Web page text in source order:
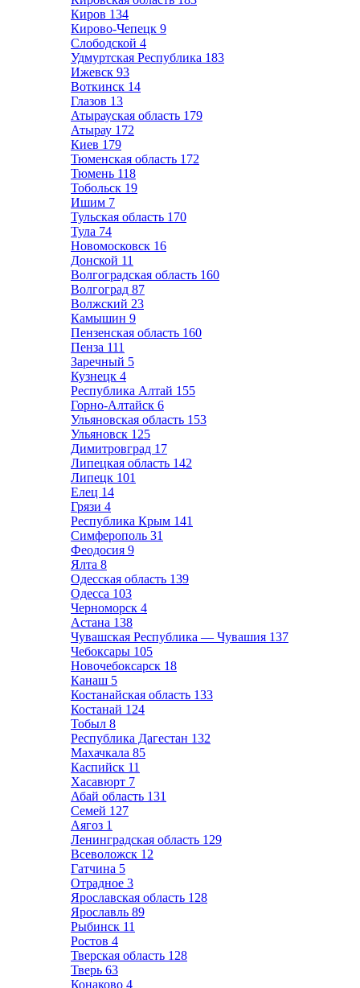
Киров 134
Кирово-Чепецк 9
Слободской 4
Удмуртская Республика 183
Ижевск 93
Воткинск 14
Глазов 13
Атырауская область 179
Атырау 172
Киев 179
Тюменская область 172
Тюмень 118
Тобольск 19
Ишим 7
Тульская область 170
Тула 74
Новомосковск 16
Донской 11
Волгоградская область 160
Волгоград 87
Волжский 23
Камышин 9
Пензенская область 160
Пенза 111
Заречный 5
Кузнецк 4
Республика Алтай 155
Горно-Алтайск 6
Ульяновская область 153
Ульяновск 125
Димитровград 17
Липецкая область 142
Липецк 101
Елец 14
Грязи 4
Республика Крым 141
Симферополь 31
Феодосия 9
Ялта 8
Одесская область 139
Одесса 103
Черноморск 4
Астана 138
Чувашская Республика — Чувашия 137
Чебоксары 105
Новочебоксарск 18
Канаш 5
Костанайская область 133
Костанай 124
Тобыл 8
Республика Дагестан 132
Махачкала 85
Каспийск 11
Хасавюрт 7
Абай область 131
Семей 127
Аягоз 1
Ленинградская область 129
Всеволожск 12
Гатчина 5
Отрадное 3
Ярославская область 128
Ярославль 89
Рыбинск 11
Ростов 4
Тверская область 128
Тверь 63
Конаково 4